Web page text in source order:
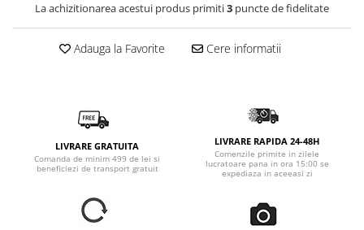
La achizitionarea acestui produs primiti3 puncte de fidelitate
Adauga la Favorite Cere informatii
LIVRARE GRATUITA
Comanda de minim 499 de lei si
beneficiezi de transport gratuit
LIVRARE RAPIDA 24-48H
Comenzile primite in zilele
lucratoare pana in ora 15:00 se
expediaza in aceeasi zi